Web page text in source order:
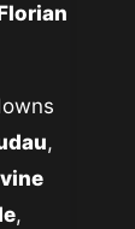
,
,